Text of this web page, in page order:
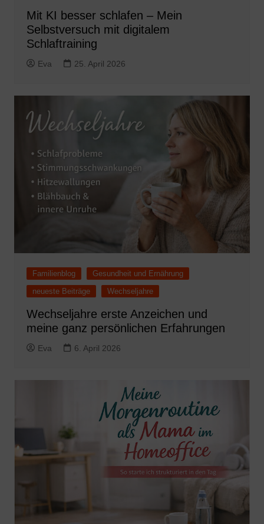
Mit KI besser schlafen – Mein
Selbstversuch mit digitalem
Schlaftraining
Eva 25. April 2026
Familienblog
Gesundheit und Ernährung
neueste Beiträge
Wechseljahre
Wechseljahre erste Anzeichen und
meine ganz persönlichen Erfahrungen
Eva 6. April 2026